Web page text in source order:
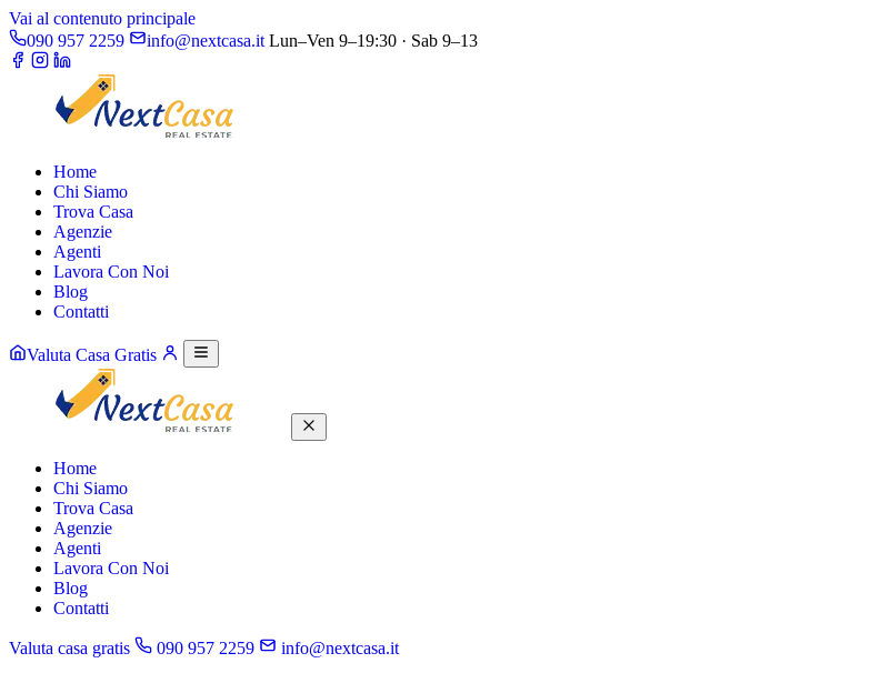
Vai al contenuto principale
090 957 2259
info@nextcasa.it Lun–Ven 9–19:30 · Sab 9–13
Home
Chi Siamo
Trova Casa
Agenzie
Agenti
Lavora Con Noi
Blog
Contatti
Valuta Casa Gratis
Home
Chi Siamo
Trova Casa
Agenzie
Agenti
Lavora Con Noi
Blog
Contatti
Valuta casa gratis 090 957 2259 info@nextcasa.it